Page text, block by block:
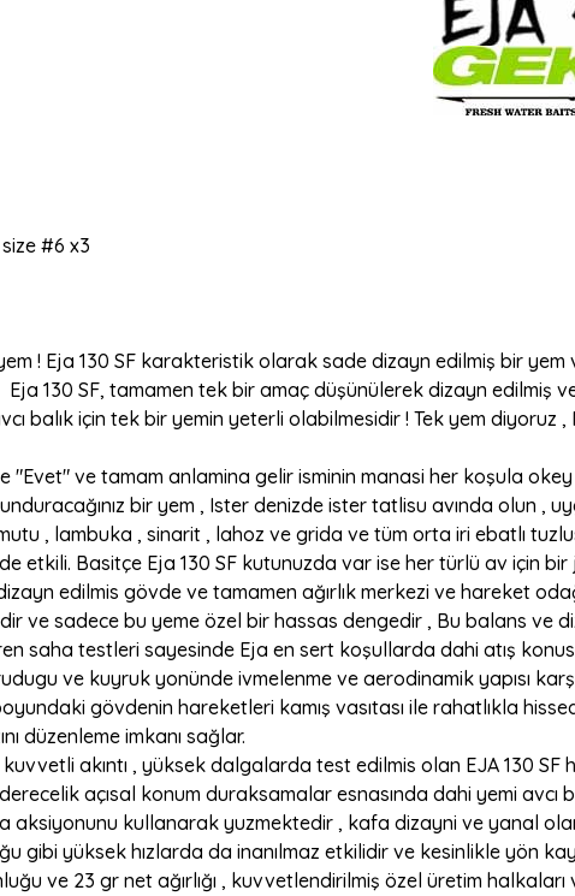
#6 x3
! Eja 130 SF karakteristik olarak sade dizayn edilmiş bir
130 SF, tamamen tek bir amaç düşünülerek dizayn edilmiş
balık için tek bir yemin yeterli olabilmesidir ! Tek yem diyoruz
"Evet" ve tamam anlamina gelir isminin manasi her koşula
bir yem , Ister denizde ister tatlisu avında olun
, lambuka , sinarit , lahoz ve grida ve tüm orta iri ebatlı
etkili. Basitçe Eja 130 SF kutunuzda var ise her türlü av için
edilmis gövde ve tamamen ağırlık merkezi ve hareket
ve sadece bu yeme özel bir hassas dengedir , Bu balans
saha testleri sayesinde Eja en sert koşullarda dahi atış
ve kuyruk yonünde ivmelenme ve aerodinamik yapısı
gövdenin hareketleri kamış vasıtası ile rahatlıkla
düzenleme imkanı sağlar.
kuvvetli akıntı , yüksek dalgalarda test edilmis olan EJA 130
açısal konum duraksamalar esnasında dahi yemi avcı
kullanarak yuzmektedir , kafa dizayni ve yanal
gibi yüksek hızlarda da inanılmaz etkilidir ve kesinlikle yön
ve 23 gr net ağırlığı , kuvvetlendirilmiş özel üretim